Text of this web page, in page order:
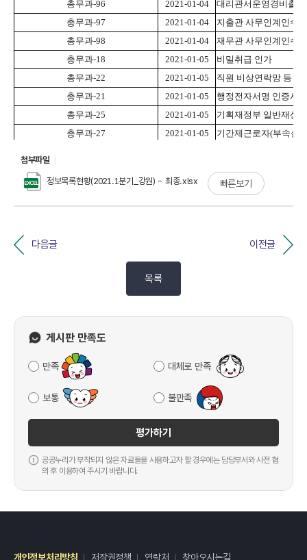
첨부파일
정보목록현황(2021.1분기_강원) - 최종.xlsx 빠른보기
다음글 이전글
목록
게시판 만족도
만족 대체로 만족
보통 불만족
평가하기
공공누리가 부착되지 않은 자료들을 사용하고자 할 경우에는 담당부서와 사전 협
의 후 이용하여 주시기 바랍니다.
개인정보처리방침 저작권정책 연락처 찾아오시는길